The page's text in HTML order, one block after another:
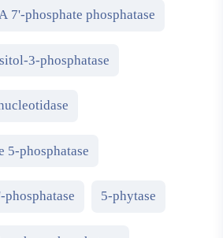
7'-phosphate phosphatase
3-phosphatase
5-phosphatase
5-phytase